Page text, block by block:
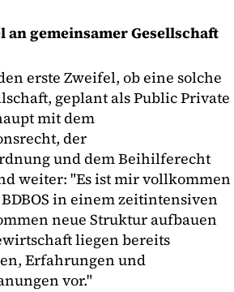
gemeinsamer Gesellschaft
erste Zweifel, ob eine solche
geplant als Public Private
mit dem
der
und dem Beihilferecht
weiter: "Es ist mir vollkommen
in einem zeitintensiven
neue Struktur aufbauen
liegen bereits
Erfahrungen und
vor."